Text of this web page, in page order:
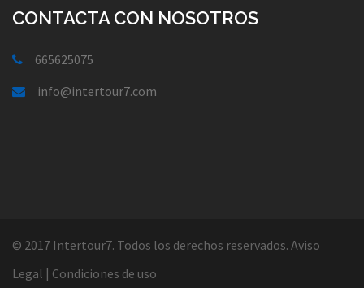
CONTACTA CON NOSOTROS
665625075
info@intertour7.com
© 2017 Intertour7. Todos los derechos reservados. Aviso
Legal | Condiciones de uso